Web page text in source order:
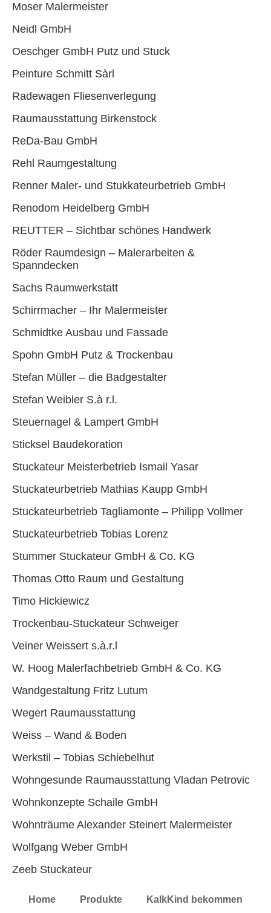
Moser Malermeister
Neidl GmbH
Oeschger GmbH Putz und Stuck
Peinture Schmitt Sàrl
Radewagen Fliesenverlegung
Raumausstattung Birkenstock
ReDa-Bau GmbH
Rehl Raumgestaltung
Renner Maler- und Stukkateurbetrieb GmbH
Renodom Heidelberg GmbH
REUTTER – Sichtbar schönes Handwerk
Röder Raumdesign – Malerarbeiten &
Spanndecken
Sachs Raumwerkstatt
Schirrmacher – Ihr Malermeister
Schmidtke Ausbau und Fassade
Spohn GmbH Putz & Trockenbau
Stefan Müller – die Badgestalter
Stefan Weibler S.à r.l.
Steuernagel & Lampert GmbH
Sticksel Baudekoration
Stuckateur Meisterbetrieb Ismail Yasar
Stuckateurbetrieb Mathias Kaupp GmbH
Stuckateurbetrieb Tagliamonte – Philipp Vollmer
Stuckateurbetrieb Tobias Lorenz
Stummer Stuckateur GmbH & Co. KG
Thomas Otto Raum und Gestaltung
Timo Hickiewicz
Trockenbau-Stuckateur Schweiger
Veiner Weissert s.à.r.l
W. Hoog Malerfachbetrieb GmbH & Co. KG
Wandgestaltung Fritz Lutum
Wegert Raumausstattung
Weiss – Wand & Boden
Werkstil – Tobias Schiebelhut
Wohngesunde Raumausstattung Vladan Petrovic
Wohnkonzepte Schaile GmbH
Wohnträume Alexander Steinert Malermeister
Wolfgang Weber GmbH
Zeeb Stuckateur
Home Produkte KalkKind bekommen